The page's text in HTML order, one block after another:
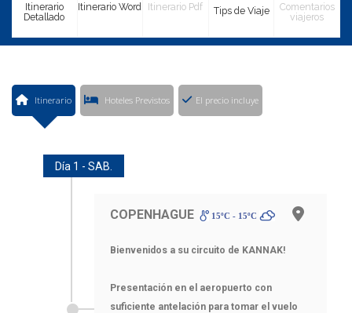
Itinerario
Detallado
Itinerario Word Itinerario Pdf Tips de Viaje
Comentarios
viajeros
Itinerario Hoteles Previstos El precio incluye
Día 1 - SAB.
COPENHAGUE 15ºC - 15ºC
Bienvenidos a su circuito de KANNAK!
Presentación en el aeropuerto con
suficiente antelación para tomar el vuelo